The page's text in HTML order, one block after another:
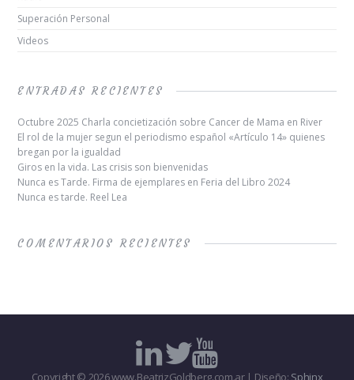
Superación Personal
Videos
ENTRADAS RECIENTES
Octubre 2025 Charla concietización sobre Cancer de Mama en River
El rol de la mujer segun el periodismo español «Artículo 14» quienes
bregan por la igualdad
Giros en la vida. Las crisis son bienvenidas
Nunca es Tarde. Firma de ejemplares en Feria del Libro 2024
Nunca es tarde. Reel Lea
COMENTARIOS RECIENTES
Copyright © 2026 www.BeatrizGoldberg.com.ar | Diseño: Sphinx